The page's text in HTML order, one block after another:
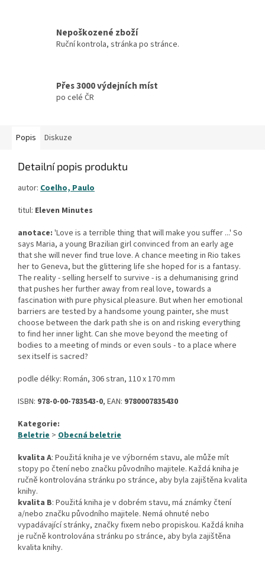
Nepoškozené zboží
Ruční kontrola, stránka po stránce.
Přes 3000 výdejních míst
po celé ČR
Popis Diskuze
Detailní popis produktu
autor: Coelho, Paulo
titul: Eleven Minutes
anotace: 'Love is a terrible thing that will make you suffer ...' So
says Maria, a young Brazilian girl convinced from an early age
that she will never find true love. A chance meeting in Rio takes
her to Geneva, but the glittering life she hoped for is a fantasy.
The reality - selling herself to survive - is a dehumanising grind
that pushes her further away from real love, towards a
fascination with pure physical pleasure. But when her emotional
barriers are tested by a handsome young painter, she must
choose between the dark path she is on and risking everything
to find her inner light. Can she move beyond the meeting of
bodies to a meeting of minds or even souls - to a place where
sex itself is sacred?
podle délky: Román, 306 stran, 110 x 170 mm
ISBN: 978-0-00-783543-0, EAN: 9780007835430
Kategorie:
Beletrie > Obecná beletrie
kvalita A: Použitá kniha je ve výborném stavu, ale může mít
stopy po čtení nebo značku původního majitele. Každá kniha je
ručně kontrolována stránku po stránce, aby byla zajištěna kvalita
knihy.
kvalita B: Použitá kniha je v dobrém stavu, má známky čtení
a/nebo značku původního majitele. Nemá ohnuté nebo
vypadávající stránky, značky fixem nebo propiskou. Každá kniha
je ručně kontrolována stránku po stránce, aby byla zajištěna
kvalita knihy.